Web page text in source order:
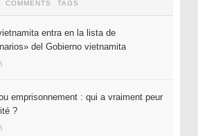
COMMENTS TAGS
entra en la lista de
del Gobierno vietnamita
emprisonnement : qui a vraiment peur
?